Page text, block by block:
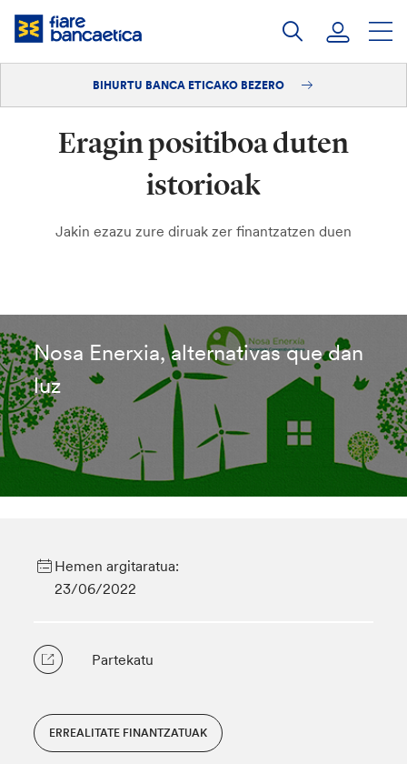
Pasatu
edukia
Bihurtu bezero
BIHURTU BANCA ETICAKO BEZERO
Eragin positiboa duten
istorioak
Jakin ezazu zure diruak zer finantzatzen duen
Nosa Enerxia, alternativas que dan
luz
Hemen argitaratua:
23/06/2022
Partekatu
ERREALITATE FINANTZATUAK